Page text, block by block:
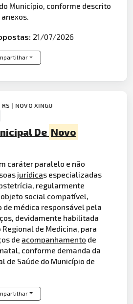
Município, conforme descrito
21/07/2026
| NOVO XINGU
De Novo
caráter paralelo e não
jurídicas especializadas
regularmente
social compatível,
de médica responsável pela
devidamente habilitada
de Medicina, para
de acompanhamento de
conforme demanda da
de Saúde do Município de